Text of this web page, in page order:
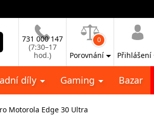
731 000 147
(7:30–17
hod.)
0
Porovnání Přihlášení
díly Gaming Bazar
Motorola Edge 30 Ultra